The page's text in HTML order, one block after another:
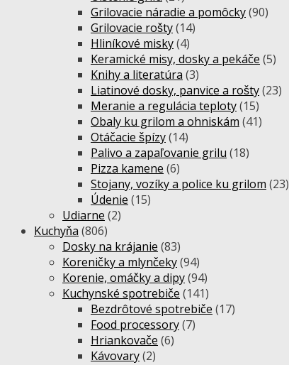
Grilovacie náradie a pomôcky(90)
Grilovacie rošty(14)
Hliníkové misky(4)
Keramické misy, dosky a pekáče (5)
Knihy a literatúra (3)
Liatinové dosky, panvice a rošty(23)
Meranie a regulácia teploty(15)
Obaly ku grilom a ohniskám (41)
Otáčacie špízy(14)
Palivo a zapaľovanie grilu (18)
Pizza kamene (6)
Stojany, vozíky a police ku grilom (23)
Údenie (15)
Udiarne (2)
Kuchyňa (806)
Dosky na krájanie (83)
Koreničky a mlynčeky(94)
Korenie, omáčky a dipy(94)
Kuchynské spotrebiče (141)
Bezdrôtové spotrebiče (17)
Food processory(7)
Hriankovače (6)
Kávovary(2)